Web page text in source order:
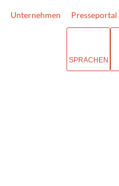
Unternehmen Presseportal
SPRACHEN